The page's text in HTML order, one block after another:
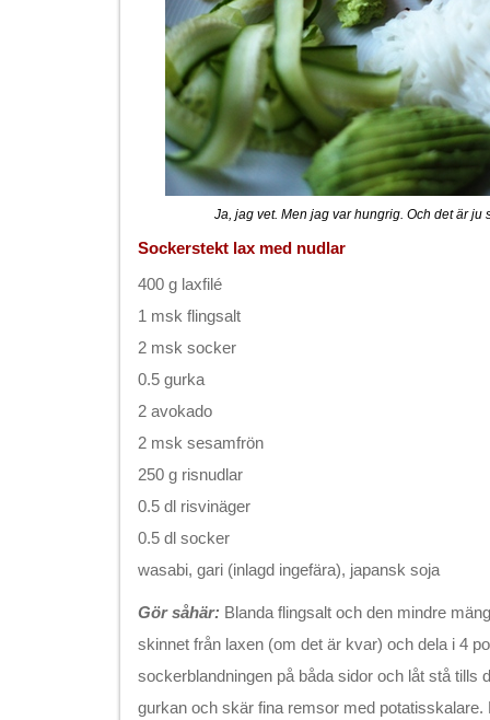
Ja, jag vet. Men jag var hungrig. Och det är ju
Sockerstekt lax med nudlar
400 g laxfilé
1 msk flingsalt
2 msk socker
0.5 gurka
2 avokado
2 msk sesamfrön
250 g risnudlar
0.5 dl risvinäger
0.5 dl socker
wasabi, gari (inlagd ingefära), japansk soja
Gör såhär: Blanda flingsalt och den mindre
skinnet från laxen (om det är kvar) och dela i 4
sockerblandningen på båda sidor och låt stå tills
gurkan och skär fina remsor med potatisskalare.